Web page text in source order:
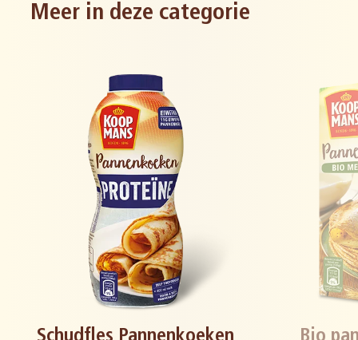
Meer in deze categorie